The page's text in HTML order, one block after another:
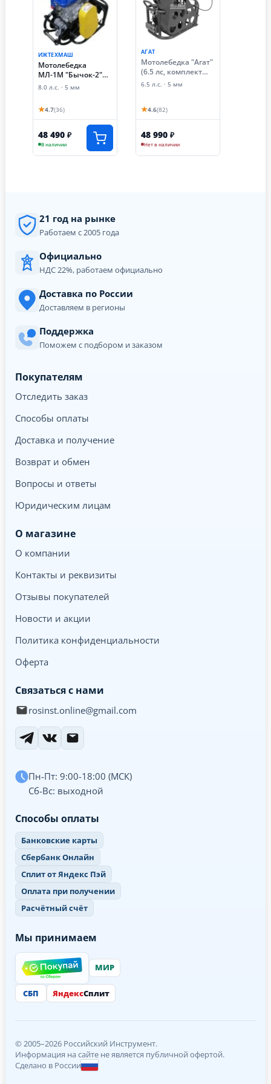
ИЖТЕХМАШ
Мотолебедка
МЛ-1М "Бычок-2"
8,0 л.с. НОЖНАЯ,
(Ижтехмаш)
(НАБОР с ПЛУГОМ)
8.0 л.с. · 5 мм
★4.7(36)
48 490 ₽
В наличии
АГАТ
Мотолебедка "Агат"
(6.5 лс, комплект
навесного
6.5 л.с. · 5 мм
★4.6(82)
48 990 ₽
Нет в наличии
21 год на рынке
Работаем с 2005 года
Официально
НДС 22%, работаем официально
Доставка по России
Доставляем в регионы
Поддержка
Поможем с подбором и заказом
Покупателям
Отследить заказ
Способы оплаты
Доставка и получение
Возврат и обмен
Вопросы и ответы
Юридическим лицам
О магазине
О компании
Контакты и реквизиты
Отзывы покупателей
Новости и акции
Политика конфиденциальности
Оферта
Связаться с нами
rosinst.online@gmail.com
Пн-Пт: 9:00-18:00 (МСК)
Сб-Вс: выходной
Способы оплаты
Банковские карты
Сбербанк Онлайн
Сплит от Яндекс Пэй
Оплата при получении
Расчётный счёт
Мы принимаем
МИР
СБП ЯндексСплит
© 2005–2026 Российский Инструмент.
Информация на сайте не является публичной офертой.
Сделано в России